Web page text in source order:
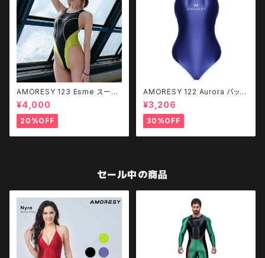
AMORESY 123 Esme スーパ
ーハイレグバックレス水着（コス
ホリック コラボ商品）
¥4,000
20%OFF
AMORESY 122 Aurora バック
レス水着（Mizugi Spaceコラ
ボ商品）
¥3,206
30%OFF
セール中の商品